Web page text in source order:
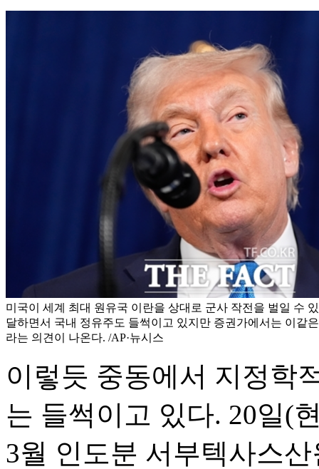
미국이 세계 최대 원유국 이란을 상대로 군사 작전을 벌일 수
달하면서 국내 정유주도 들썩이고 있지만 증권가에서는 이같
라는 의견이 나온다. /AP·뉴시스
이렇듯 중동에서 지정학
는 들썩이고 있다. 20일(
3월 인도분 서부텍사스